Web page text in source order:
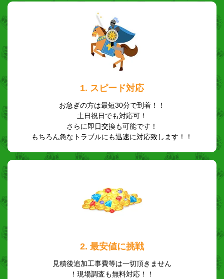
1. スピード対応
お急ぎの方は最短30分で到着！！
土日祝日でも対応可！
さらに即日交換も可能です！
もちろん急なトラブルにも迅速に対応致します！！
2. 最安値に挑戦
見積後追加工事費等は一切頂きません
！現場調査も無料対応！！